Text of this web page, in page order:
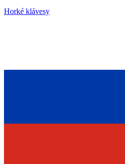
Horké klávesy